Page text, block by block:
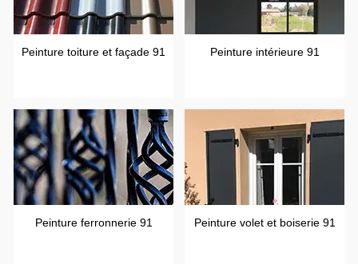
Peinture toiture et façade 91 Peinture intérieure 91
Peinture ferronnerie 91 Peinture volet et boiserie 91